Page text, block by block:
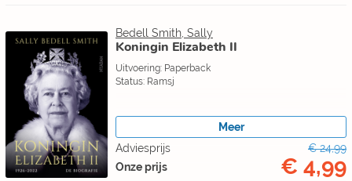
Bedell Smith, Sally
Koningin Elizabeth II
Uitvoering: Paperback
Status: Ramsj
Meer
Adviesprijs
€ 24,99
Onze prijs
€ 4,99